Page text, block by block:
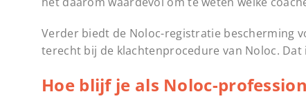
Verder biedt de Noloc-registratie bescherming
terecht bij de klachtenprocedure van Noloc.
Hoe blijf je als Noloc-